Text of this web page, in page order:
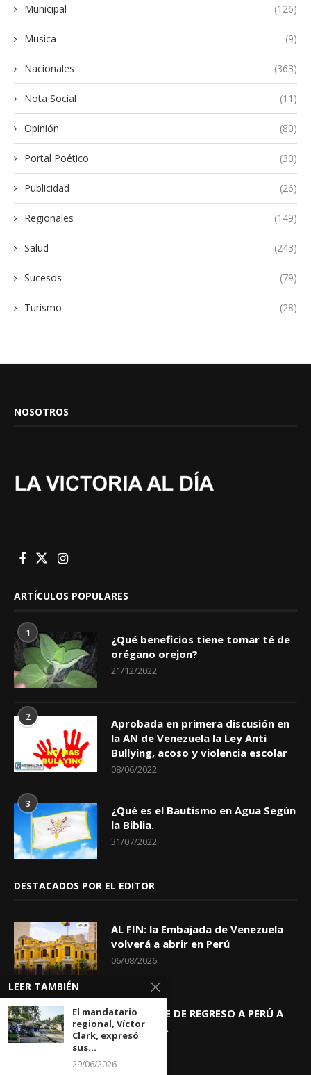
Municipal (126)
Musica (9)
Nacionales (363)
Nota Social (11)
Opinión (80)
Portal Poético (30)
Publicidad (26)
Regionales (149)
Salud (243)
Sucesos (79)
Turismo (28)
NOSOTROS
ARTÍCULOS POPULARES
1
¿Qué beneficios tiene tomar té de
orégano orejon?
21/12/2022
2
Aprobada en primera discusión en
la AN de Venezuela la Ley Anti
Bullying, acoso y violencia escolar
08/06/2022
3
¿Qué es el Bautismo en Agua Según
la Biblia.
31/07/2022
DESTACADOS POR EL EDITOR
AL FIN: la Embajada de Venezuela
volverá a abrir en Perú
06/08/2026
KEIKO TRAE DE REGRESO A PERÚ A
GIOVANNA
04/08/2026
LEER TAMBIÉN
El mandatario
regional, Víctor
Clark, expresó
sus...
29/06/2026